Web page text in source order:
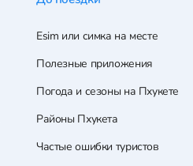
Esim или симка на месте
Полезные приложения
Погода и сезоны на Пхукете
Районы Пхукета
Частые ошибки туристов